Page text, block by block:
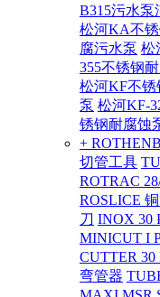
B315污水泵
松河KA不
腐污水泵 松
355不锈钢
松河KF不锈
泵 松河KF-
锈钢耐腐蚀
+
切管工具
ROTRAC
ROSLICE
刀 INOX 30
MINICUT I
CUTTER
弯管器